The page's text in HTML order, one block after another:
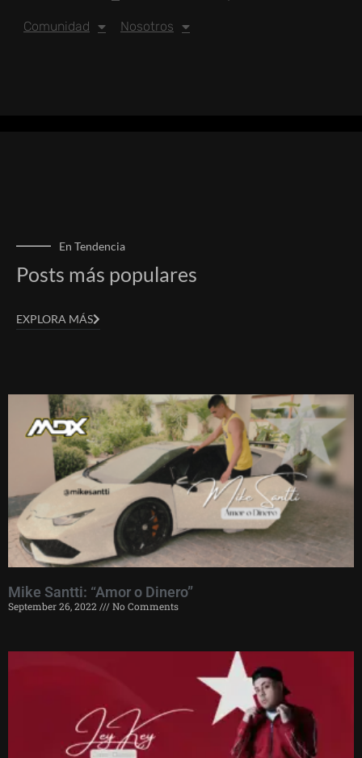
Comunidad Nosotros
En Tendencia
Posts más populares
EXPLORA MÁS
Mike Santti: “Amor o Dinero”
September 26, 2022 No Comments